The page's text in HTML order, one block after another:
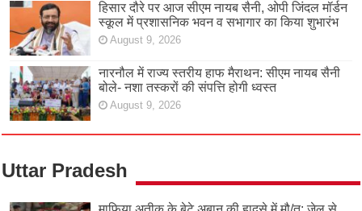
हिसार दौरे पर आज सीएम नायब सैनी, ओपी जिंदल मॉर्डन
स्कूल में प्रशासनिक भवन व सभागार का किया शुभारंभ
August 9, 2026
नारनौल में राज्य स्तरीय हाफ मैराथन: सीएम नायब सैनी
बोले- नशा तस्करों की संपत्ति होगी ध्वस्त
August 9, 2026
Uttar Pradesh